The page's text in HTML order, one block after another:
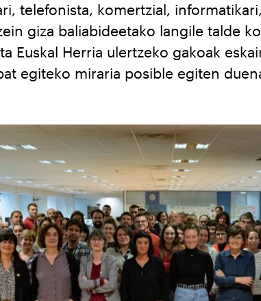
telefonista, komertzial,
giza baliabideetako langile talde
Euskal Herria ulertzeko gakoak
egiteko miraria posible egiten